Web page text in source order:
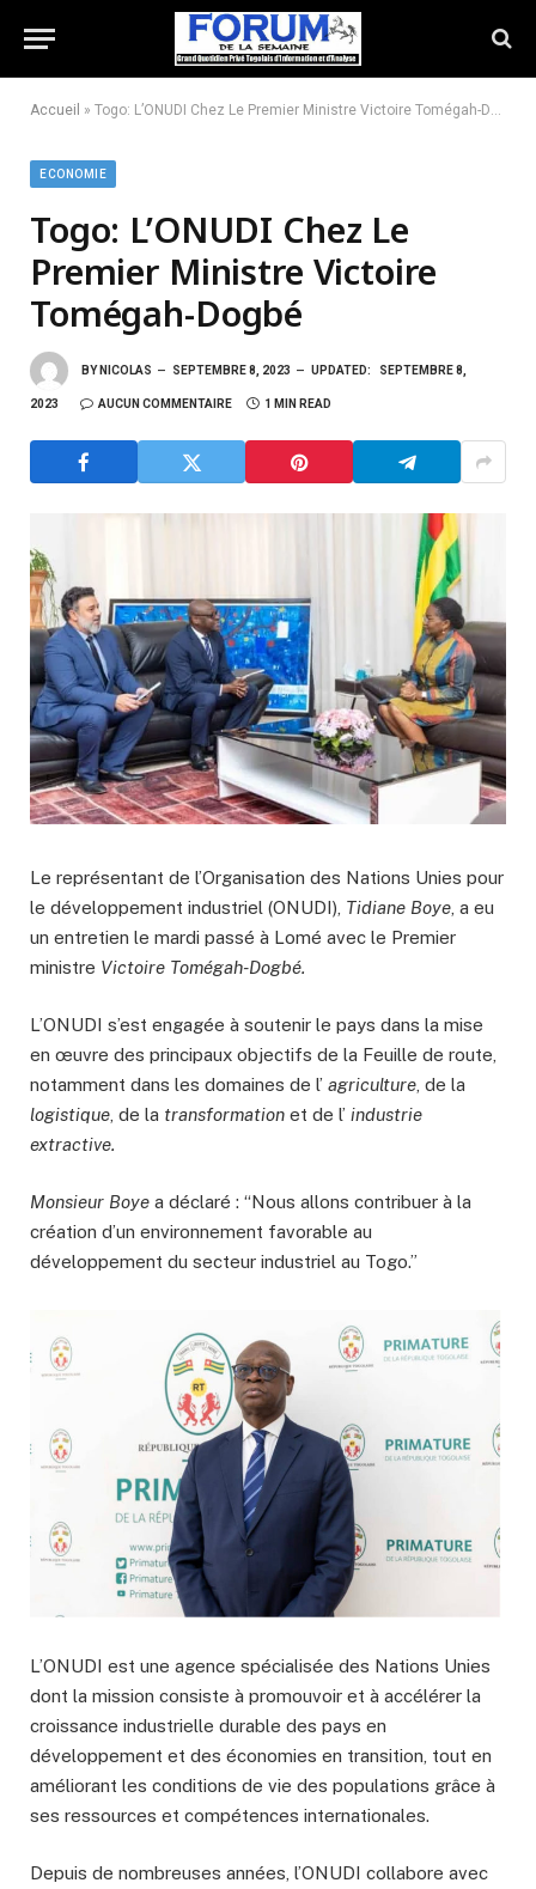
Accueil » Togo: L’ONUDI Chez Le Premier Ministre Victoire Tomégah-Dogbé
ECONOMIE
Togo: L’ONUDI Chez Le
Premier Ministre Victoire
Tomégah-Dogbé
BY NICOLAS SEPTEMBRE 8, 2023 UPDATED: SEPTEMBRE 8,
2023 AUCUN COMMENTAIRE 1 MIN READ
Le représentant de l’Organisation des Nations Unies pour
le développement industriel (ONUDI), Tidiane Boye , a eu
un entretien le mardi passé à Lomé avec le Premier
ministre Victoire Tomégah-Dogbé.
L’ONUDI s’est engagée à soutenir le pays dans la mise
en œuvre des principaux objectifs de la Feuille de route,
notamment dans les domaines de l’ agriculture , de la
logistique , de la transformation et de l’ industrie
extractive.
Monsieur Boye a déclaré : “Nous allons contribuer à la
création d’un environnement favorable au
développement du secteur industriel au Togo.”
L’ONUDI est une agence spécialisée des Nations Unies
dont la mission consiste à promouvoir et à accélérer la
croissance industrielle durable des pays en
développement et des économies en transition, tout en
améliorant les conditions de vie des populations grâce à
ses ressources et compétences internationales.
Depuis de nombreuses années, l’ONUDI collabore avec